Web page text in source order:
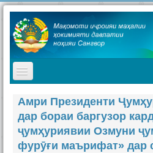
TPL_PROTOSTAR_TOGGLE_MENU
Мақомоти иҷроия
Таърих
Амри Президенти
дар бораи баргузор
ҷумҳуриявии Озмуни
фурӯғи маърифат» дар